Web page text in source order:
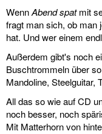
WennAbend spatmit
fragt man sich, ob man
hat. Und wer einem
Außerdem gibt's noch
Buschtrommeln über
Mandoline, Steelguitar,
All das so wie auf CD
noch besser, noch
Mit Matterhorn von